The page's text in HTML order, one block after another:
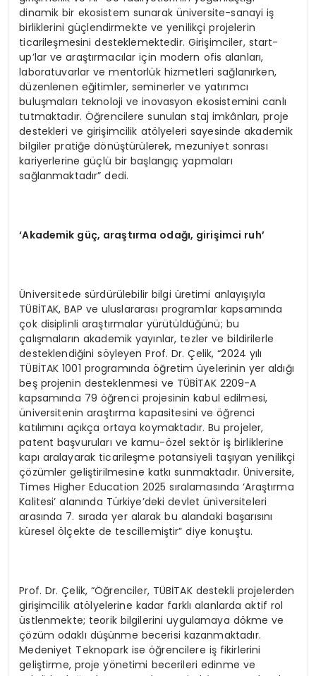
dinamik bir ekosistem sunarak üniversite-sanayi iş
birliklerini güçlendirmekte ve yenilikçi projelerin
ticarileşmesini desteklemektedir. Girişimciler, start-
up’lar ve araştırmacılar için modern ofis alanları,
laboratuvarlar ve mentorlük hizmetleri sağlanırken,
düzenlenen eğitimler, seminerler ve yatırımcı
buluşmaları teknoloji ve inovasyon ekosistemini canlı
tutmaktadır. Öğrencilere sunulan staj imkânları, proje
destekleri ve girişimcilik atölyeleri sayesinde akademik
bilgiler pratiğe dönüştürülerek, mezuniyet sonrası
kariyerlerine güçlü bir başlangıç yapmaları
sağlanmaktadır” dedi.
‘Akademik güç, araştırma odağı, girişimci ruh’
Üniversitede sürdürülebilir bilgi üretimi anlayışıyla
TÜBİTAK, BAP ve uluslararası programlar kapsamında
çok disiplinli araştırmalar yürütüldüğünü; bu
çalışmaların akademik yayınlar, tezler ve bildirilerle
desteklendiğini söyleyen Prof. Dr. Çelik, “2024 yılı
TÜBİTAK 1001 programında öğretim üyelerinin yer aldığı
beş projenin desteklenmesi ve TÜBİTAK 2209-A
kapsamında 79 öğrenci projesinin kabul edilmesi,
üniversitenin araştırma kapasitesini ve öğrenci
katılımını açıkça ortaya koymaktadır. Bu projeler,
patent başvuruları ve kamu-özel sektör iş birliklerine
kapı aralayarak ticarileşme potansiyeli taşıyan yenilikçi
çözümler geliştirilmesine katkı sunmaktadır. Üniversite,
Times Higher Education 2025 sıralamasında ‘Araştırma
Kalitesi’ alanında Türkiye’deki devlet üniversiteleri
arasında 7. sırada yer alarak bu alandaki başarısını
küresel ölçekte de tescillemiştir” diye konuştu.
Prof. Dr. Çelik, “Öğrenciler, TÜBİTAK destekli projelerden
girişimcilik atölyelerine kadar farklı alanlarda aktif rol
üstlenmekte; teorik bilgilerini uygulamaya dökme ve
çözüm odaklı düşünme becerisi kazanmaktadır.
Medeniyet Teknopark ise öğrencilere iş fikirlerini
geliştirme, proje yönetimi becerileri edinme ve